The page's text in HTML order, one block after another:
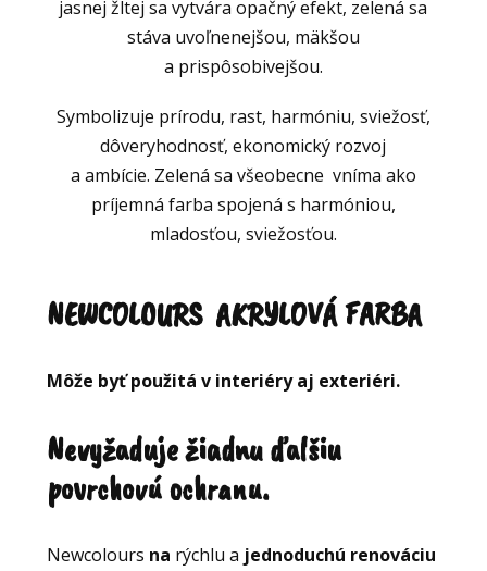
jasnej žltej sa vytvára opačný efekt, zelená sa
stáva uvoľnenejšou, mäkšou
a prispôsobivejšou.
Symbolizuje prírodu, rast, harmóniu, sviežosť,
dôveryhodnosť, ekonomický rozvoj
a ambície. Zelená sa všeobecne vníma ako
príjemná farba spojená s harmóniou,
mladosťou, sviežosťou.
NEWCOLOURS AKRYLOVÁ FARBA
Môže byť použitá v interiéry aj exteriéri.
Nevyžaduje žiadnu ďalšiu
povrchovú ochranu.
Newcolours na rýchlu a jednoduchú renováciu